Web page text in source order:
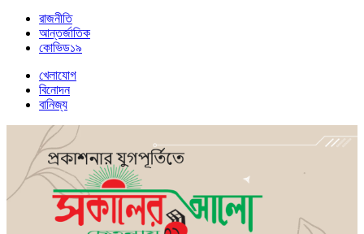
রাজনীতি
আন্তর্জাতিক
কোভিড১৯
খেলাযোগ
বিনোদন
বানিজ্য